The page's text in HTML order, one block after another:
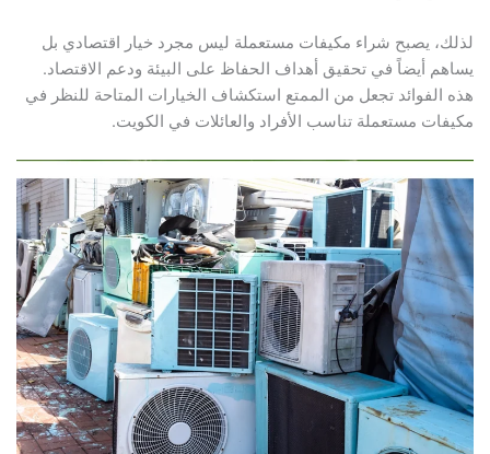
لذلك، يصبح شراء مكيفات مستعملة ليس مجرد خيار اقتصادي بل
يساهم أيضاً في تحقيق أهداف الحفاظ على البيئة ودعم الاقتصاد.
هذه الفوائد تجعل من الممتع استكشاف الخيارات المتاحة للنظر في
مكيفات مستعملة تناسب الأفراد والعائلات في الكويت.